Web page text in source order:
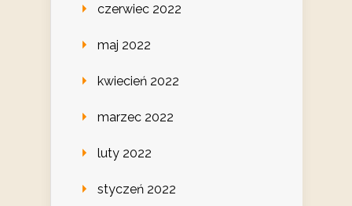
czerwiec 2022
maj 2022
kwiecień 2022
marzec 2022
luty 2022
styczeń 2022